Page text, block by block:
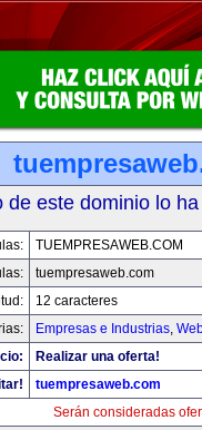
de este dominio lo
TUEMPRESAWEB.COM
tuempresaweb.com
12 caracteres
Empresas e Industrias,
Realizar una oferta!
tuempresaweb.com
Serán consideradas